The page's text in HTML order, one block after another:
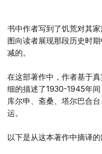
书中作者写到了饥荒对其
图向读者展现那段历史时
减的。
在这部著作中，作者基于
细的描述了1930-1945年
库尔申、斋桑、塔尔巴合
运。
以下是从这本著作中摘译